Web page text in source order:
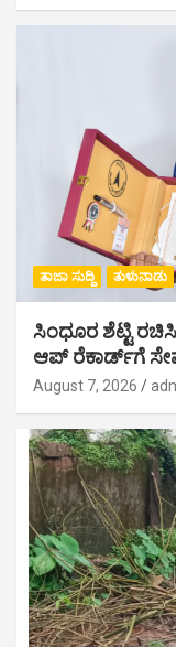
ತಾಜಾ ಸುದ್ದಿ ತುಳುನಾಡು
ಸಿಂಧೂರ ಶೆಟ್ಟಿ
ಆಪ್ ರೆಕಾರ್ಡ್‌ಗೆ
August 7, 2026